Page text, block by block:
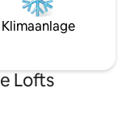
Klimaanlage
Lofts